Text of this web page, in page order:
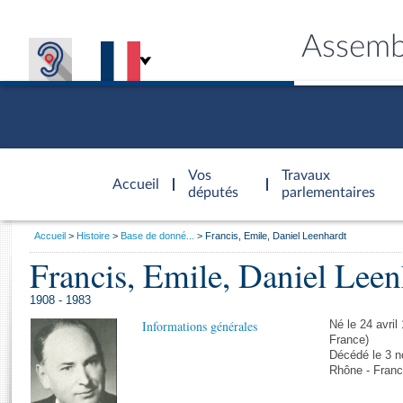
Accueil
d'accueil
Vos
députés
Travaux
parlementaires
Général
Vous
Accueil Histoire Base de donné... Francis, Emile, Daniel Leenhardt
Francis, Emile, Daniel
1908 - 1983
Informations générales
Né le 24 avril
France)
Décédé le 3
Rhône -